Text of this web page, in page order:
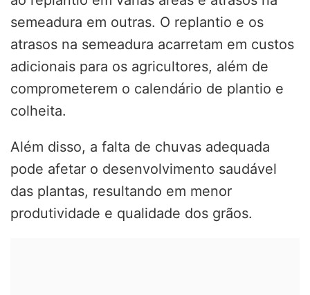
semeadura em outras. O replantio e os
atrasos na semeadura acarretam em custos
adicionais para os agricultores, além de
comprometerem o calendário de plantio e
colheita.
Além disso, a falta de chuvas adequada
pode afetar o desenvolvimento saudável
das plantas, resultando em menor
produtividade e qualidade dos grãos.